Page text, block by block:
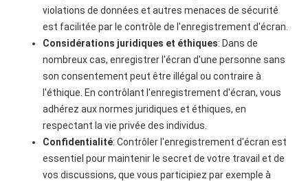
violations de données et autres menaces de sécurité
est facilitée par le contrôle de l'enregistrement d'écran.
Considérations juridiques et éthiques: Dans de
nombreux cas, enregistrer l'écran d'une personne sans
son consentement peut être illégal ou contraire à
l'éthique. En contrôlant l'enregistrement d'écran, vous
adhérez aux normes juridiques et éthiques, en
respectant la vie privée des individus.
Confidentialité: Contrôler l'enregistrement d'écran est
essentiel pour maintenir le secret de votre travail et de
vos discussions, que vous participiez par exemple à